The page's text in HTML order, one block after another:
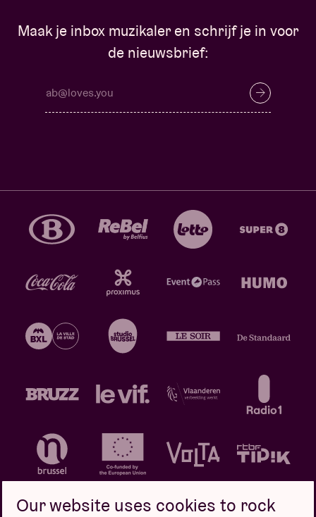
Maak je inbox muzikaler en schrijf je in voor
de nieuwsbrief:
Our website uses cookies to rock